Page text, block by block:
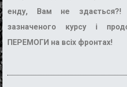
енду, Вам не здається?!
зазначеного курсу і
ПЕРЕМОГИ на всіх фронтах!